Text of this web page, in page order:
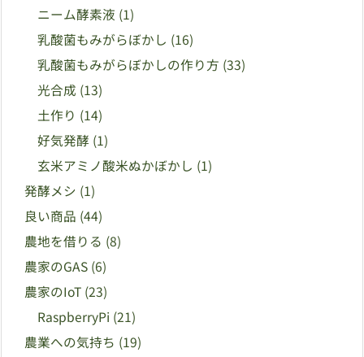
ニーム酵素液 (1)
乳酸菌もみがらぼかし (16)
乳酸菌もみがらぼかしの作り方 (33)
光合成 (13)
土作り (14)
好気発酵 (1)
玄米アミノ酸米ぬかぼかし (1)
発酵メシ (1)
良い商品 (44)
農地を借りる (8)
農家のGAS (6)
農家のIoT (23)
RaspberryPi (21)
農業への気持ち (19)